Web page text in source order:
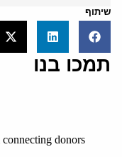
שיתוף
תמכו בנו